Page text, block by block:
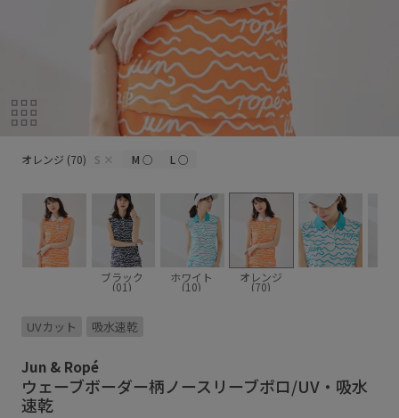
オレンジ (70) S × M ○ L ○
ブラック
(01)
ホワイト
(10)
オレンジ
(70)
UVカット 吸水速乾
Jun & Ropé
ウェーブボーダー柄ノースリーブポロ/UV・吸水
速乾